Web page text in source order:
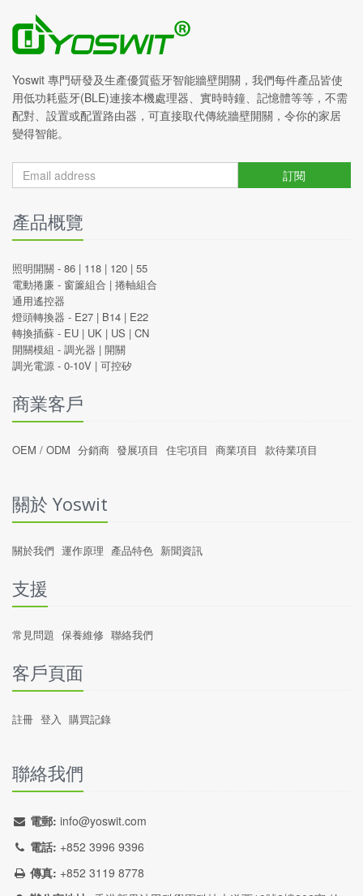
Yoswit 專門研發及生產優質藍牙智能牆壁開關，我們每件產品皆使
用低功耗藍牙(BLE)連接本機處理器、實時時鐘、記憶體等等，不需
配對、設置或配置路由器，可直接取代傳統牆壁開關，令你的家居
變得智能。
訂閱
產品概覽
照明開關 - 86 | 118 | 120 | 55
電動捲廉 - 窗簾組合 | 捲軸組合
通用遙控器
燈頭轉換器 - E27 | B14 | E22
轉換插蘇 - EU | UK | US | CN
開關模組 - 調光器 | 開關
調光電源 - 0-10V | 可控矽
商業客戶
OEM / ODM 分銷商 發展項目 住宅項目 商業項目 款待業項目
關於 Yoswit
關於我們 運作原理 產品特色 新聞資訊
支援
常見問題 保養維修 聯絡我們
客戶頁面
註冊 登入 購買記錄
聯絡我們
電郵: info@yoswit.com
電話: +852 3996 9396
傳真: +852 3119 8778